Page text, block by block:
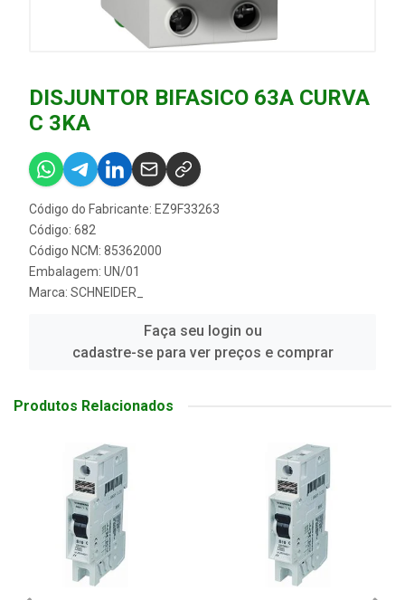
DISJUNTOR BIFASICO 63A CURVA
C 3KA
Código do Fabricante: EZ9F33263
Código: 682
Código NCM: 85362000
Embalagem: UN/01
Marca: SCHNEIDER_
Faça seu login ou
cadastre-se para ver preços e comprar
Produtos Relacionados